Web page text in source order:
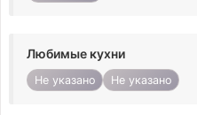
Любимые кухни
Не указано Не указано